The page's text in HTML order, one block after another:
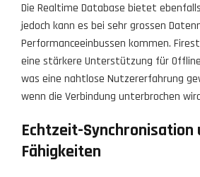
Die Realtime Database bietet
jedoch kann es bei sehr grossen
Performanceeinbussen kommen.
eine stärkere Unterstützung für
was eine nahtlose Nutzererfahrung
wenn die Verbindung unterbrochen
Echtzeit-Synchronisation
Fähigkeiten